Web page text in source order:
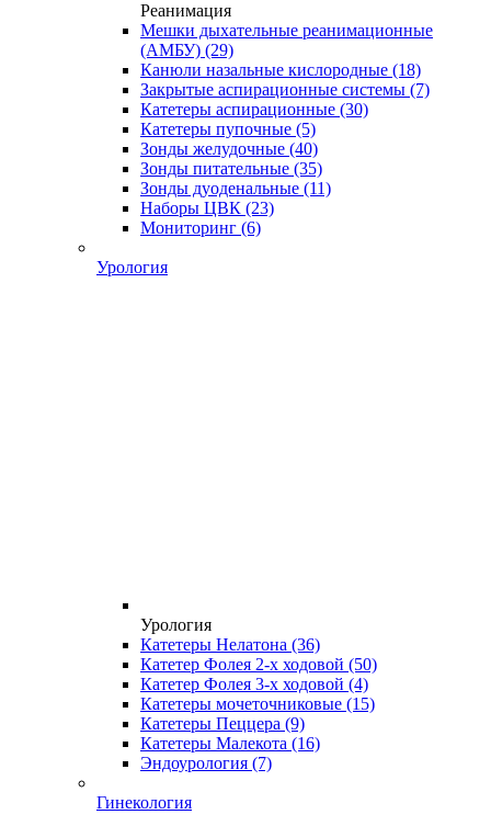
Реанимация
Мешки дыхательные реанимационные
(АМБУ) (29)
Канюли назальные кислородные (18)
Закрытые аспирационные системы (7)
Катетеры аспирационные (30)
Катетеры пупочные (5)
Зонды желудочные (40)
Зонды питательные (35)
Зонды дуоденальные (11)
Наборы ЦВК (23)
Мониторинг (6)
Урология
Урология
Катетеры Нелатона (36)
Катетер Фолея 2-х ходовой (50)
Катетер Фолея 3-х ходовой (4)
Катетеры мочеточниковые (15)
Катетеры Пеццера (9)
Катетеры Малекота (16)
Эндоурология (7)
Гинекология